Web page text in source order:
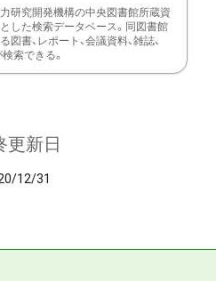
研究開発機構の中央図書館所蔵資
した検索データベース。同図書館
図書、レポート、会議資料、雑誌、
索できる。
更新日
12/31